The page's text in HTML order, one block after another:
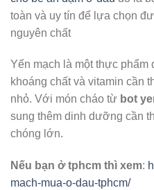
toàn và uy tín để lựa chọn
nguyên chất
Yến mạch là một thực
khoáng chất và vitamin cần
nhỏ. Với món cháo từ bot
sung thêm dinh dưỡng cần
chóng lớn.
Nếu bạn ở tphcm thì xem:
mach-mua-o-dau-tphcm/